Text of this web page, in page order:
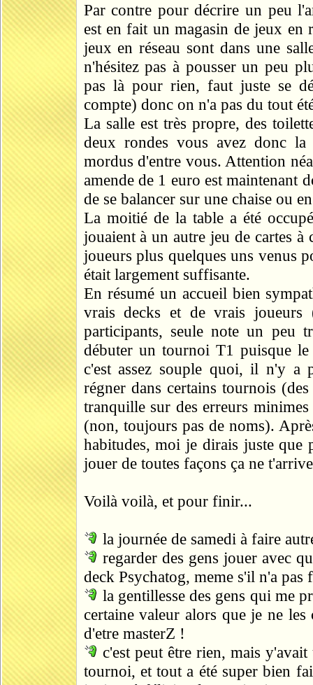
Par contre pour décrire un peu
est en fait un magasin de jeux en
jeux en réseau sont dans une
n'hésitez pas à pousser un peu
pas là pour rien, faut juste se
compte) donc on n'a pas du tout
La salle est très propre, des
deux rondes vous avez donc
mordus d'entre vous. Attention
amende de 1 euro est maintenant
de se balancer sur une chaise ou
La moitié de la table a été
jouaient à un autre jeu de cartes
joueurs plus quelques uns venus
était largement suffisante.
En résumé un accueil bien
vrais decks et de vrais
participants, seule note un peu
débuter un tournoi T1 puisque
c'est assez souple quoi, il n'y a
régner dans certains tournois
tranquille sur des erreurs
(non, toujours pas de noms).
habitudes, moi je dirais juste que
jouer de toutes façons ça ne
Voilà voilà, et pour finir...
la journée de samedi à faire
regarder des gens jouer avec
deck Psychatog, meme s'il n'a
la gentillesse des gens qui me
certaine valeur alors que je ne
d'etre masterZ !
c'est peut être rien, mais
tournoi, et tout a été super bien